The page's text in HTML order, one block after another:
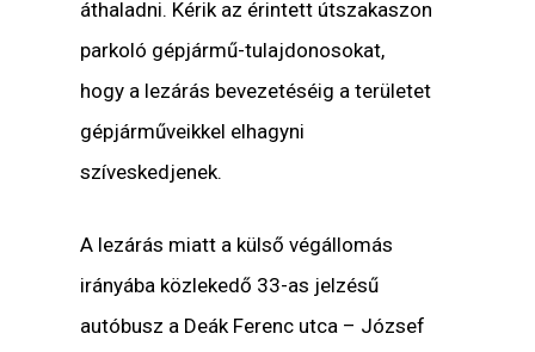
áthaladni. Kérik az érintett útszakaszon
parkoló gépjármű-tulajdonosokat,
hogy a lezárás bevezetéséig a területet
gépjárműveikkel elhagyni
szíveskedjenek.
A lezárás miatt a külső végállomás
irányába közlekedő 33-as jelzésű
autóbusz a Deák Ferenc utca – József